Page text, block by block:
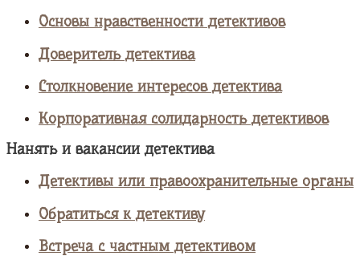
Основы нравственности детективов
Доверитель детектива
Столкновение интересов детектива
Корпоративная солидарность детективов
Нанять и вакансии детектива
Детективы или правоохранительные органы
Обратиться к детективу
Встреча с частным детективом